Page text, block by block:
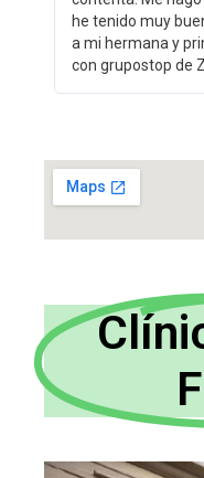
he tenido muy
a mi hermana y
con grupostop de